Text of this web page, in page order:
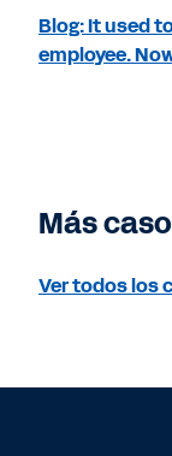
Blog: It used
employee.
Más
Ver todos los